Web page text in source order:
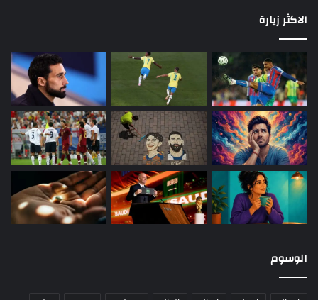
الاكثر زيارة
الوسوم